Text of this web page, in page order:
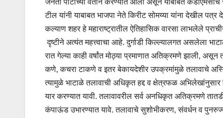
जनता पार्टीच्या वतीने करण्यात आली असून याबाबत
टील यांनी याबाबत भाजपा नेते किरीट सोमय्या यांना देखील पत्र
कल्याण शहर हे महाराष्ट्रातील ऐतिहासिक वारसा लाभलेले
दृष्टीने अत्यंत महत्त्वाचा आहे. दुर्गाडी किल्ल्यालगत असलेला
रात गेल्या काही वर्षांत मोठ्या प्रमाणात अतिक्रमणे झाली,
कणे, कचरा टाकणे व इतर बेकायदेशीर उपक्रमांमुळे तलावाचे
त्यामुळे भाटाळे तलावाची अधिकृत हद्द व क्षेत्रफळ
यार करण्यात यावी. तलावावरील सर्व अनधिकृत अतिक्रमणे
कंपाऊंड उभारण्यात यावे. तलावाचे सुशोभीकरण, संवर्धन व